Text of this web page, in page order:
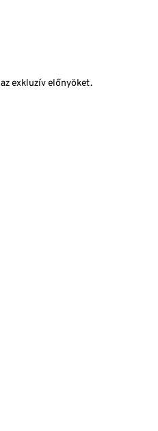
exkluzív előnyöket.